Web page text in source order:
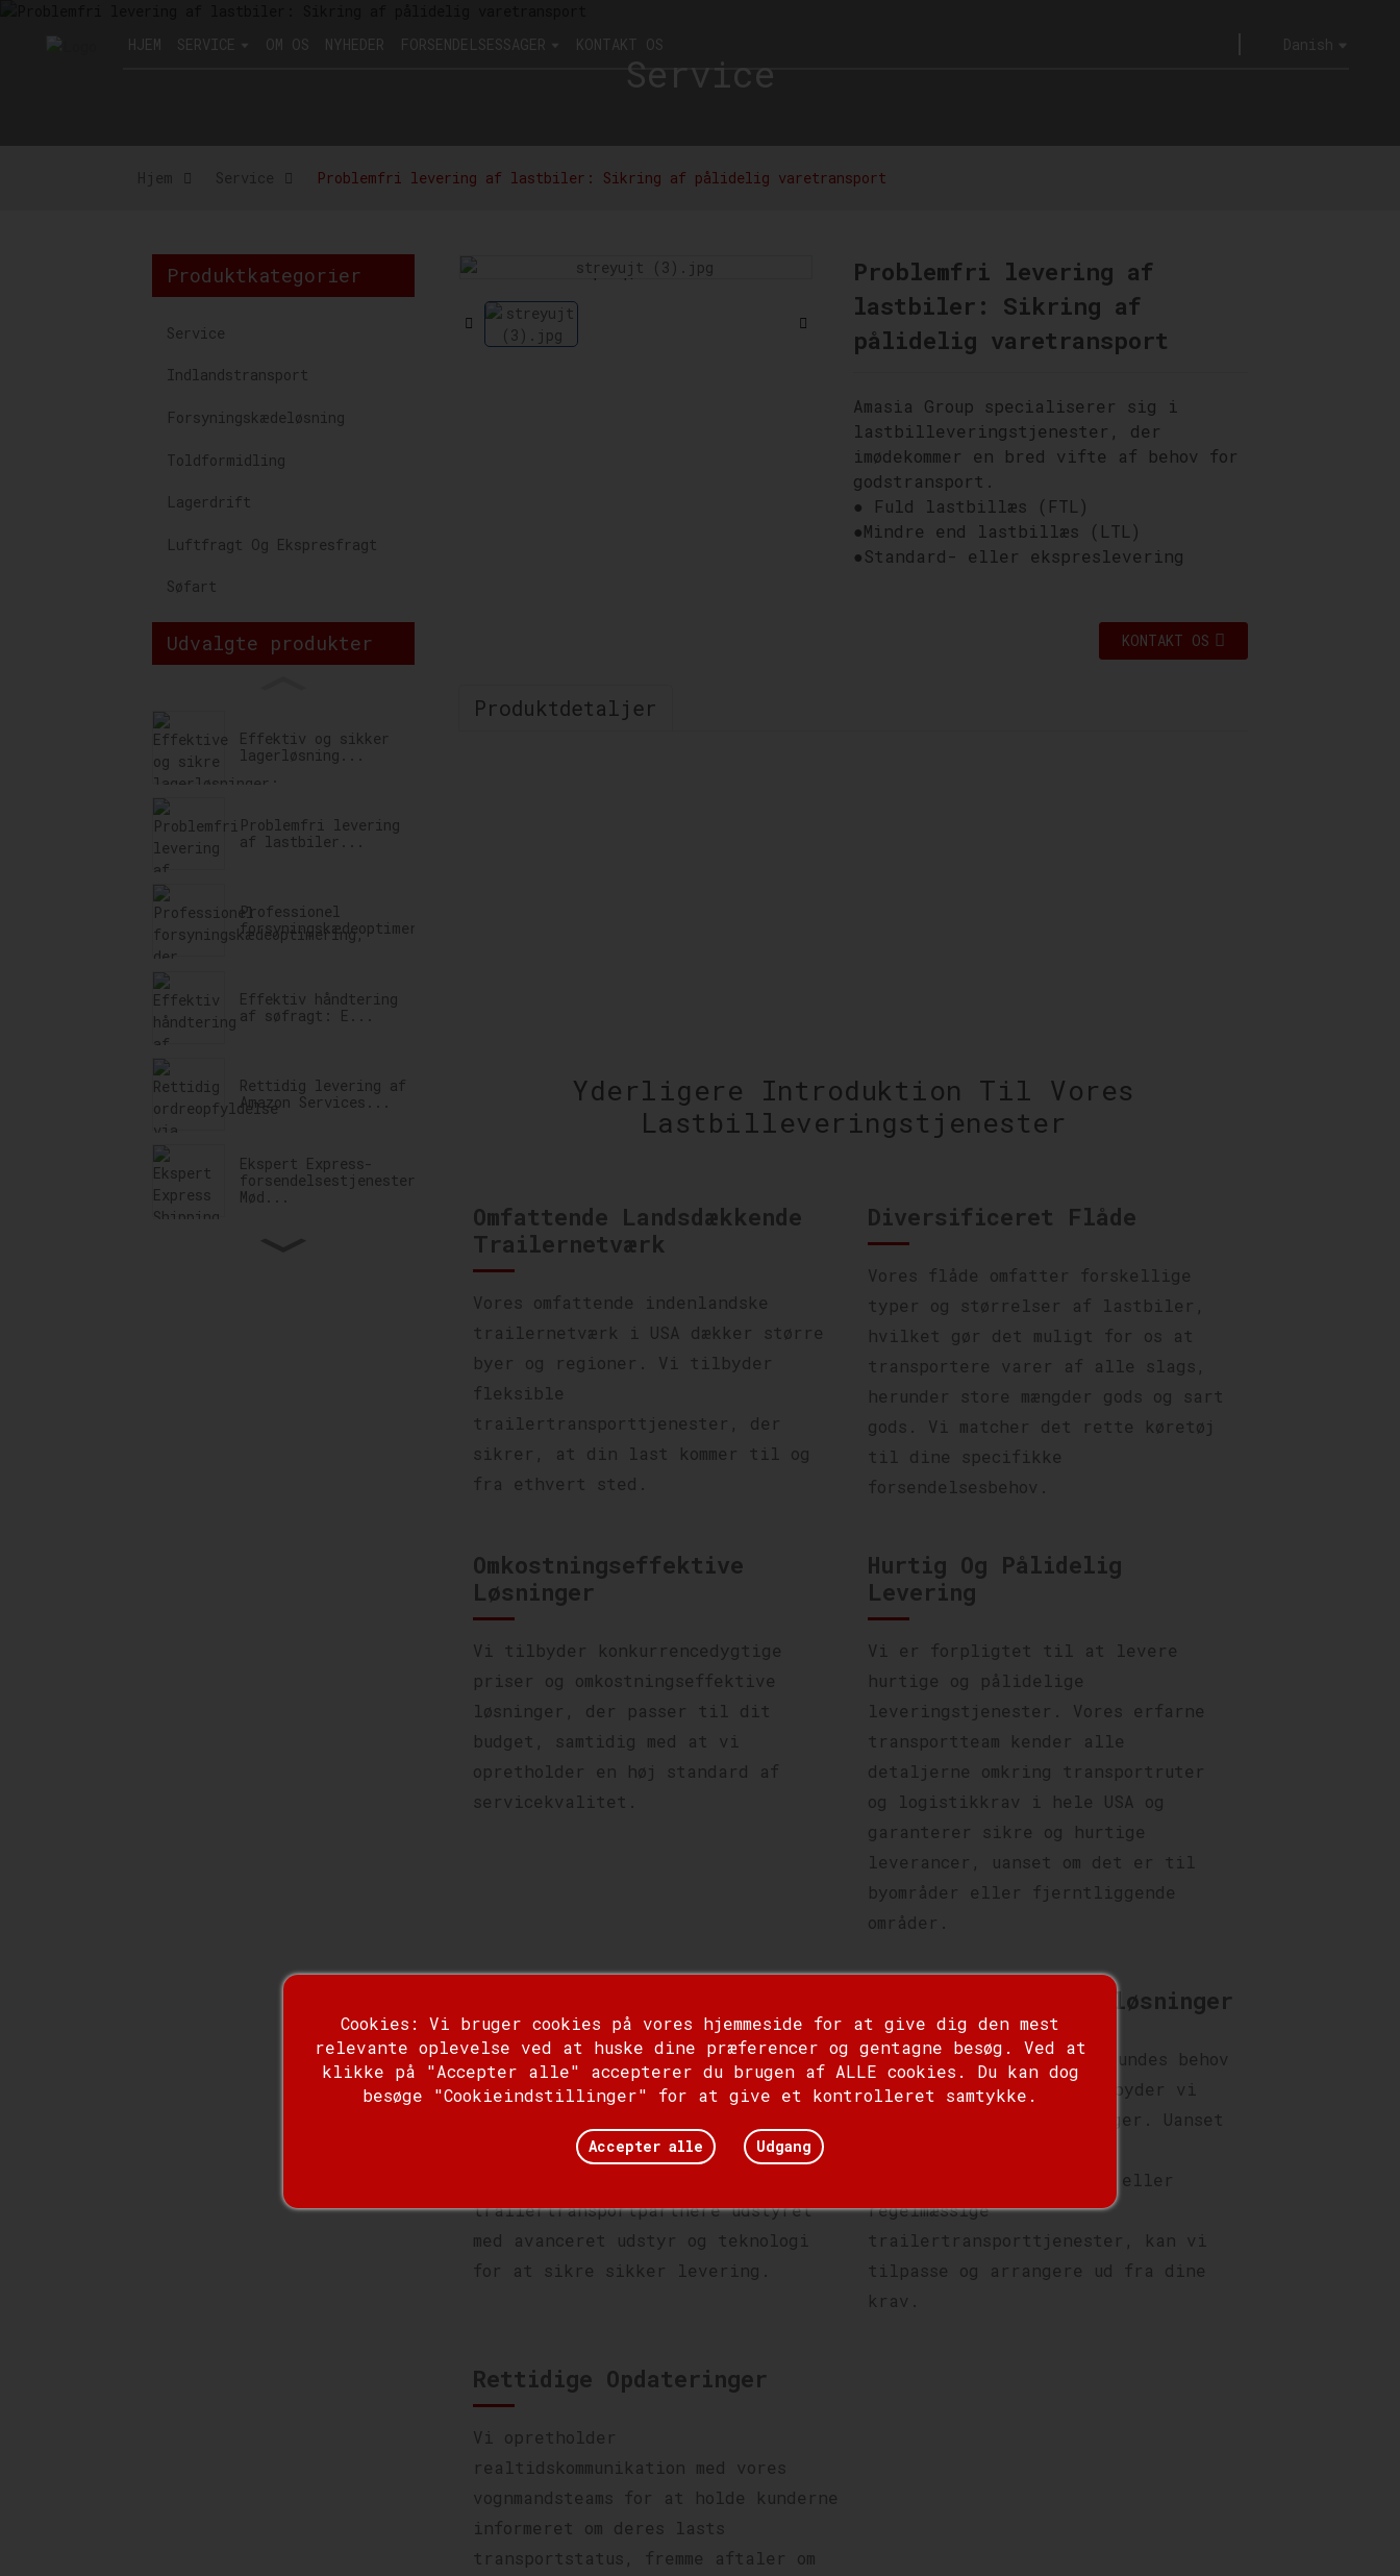
HJEM SERVICE OM OS NYHEDER FORSENDELSESSAGER KONTAKT OS Danish
Service
Hjem Service Problemfri levering af lastbiler: Sikring af pålidelig varetransport
Produktkategorier
Service
Indlandstransport
Forsyningskædeløsning
Toldformidling
Lagerdrift
Luftfragt Og Ekspresfragt
Søfart
Udvalgte produkter
Effektiv og sikker
lagerløsning...
Problemfri levering
af lastbiler...
Professionel
forsyningskædeoptimering...
Effektiv håndtering
af søfragt: E...
Rettidig levering af
Amazon Services...
Ekspert Express-
forsendelsestjenester:
Mød...
Loading...
Loading...
Problemfri levering af
lastbiler: Sikring af
pålidelig varetransport
Amasia Group specialiserer sig i
lastbilleveringstjenester, der
imødekommer en bred vifte af behov for
godstransport.
● Fuld lastbillæs (FTL)
●Mindre end lastbillæs (LTL)
●Standard- eller ekspreslevering
KONTAKT OS
Produktdetaljer
Yderligere Introduktion Til Vores
Lastbilleveringstjenester
Omfattende Landsdækkende
Trailernetværk
Vores omfattende indenlandske
trailernetværk i USA dækker større
byer og regioner. Vi tilbyder
fleksible
trailertransporttjenester, der
sikrer, at din last kommer til og
fra ethvert sted.
Diversificeret Flåde
Vores flåde omfatter forskellige
typer og størrelser af lastbiler,
hvilket gør det muligt for os at
transportere varer af alle slags,
herunder store mængder gods og sart
gods. Vi matcher det rette køretøj
til dine specifikke
forsendelsesbehov.
Omkostningseffektive
Løsninger
Vi tilbyder konkurrencedygtige
priser og omkostningseffektive
løsninger, der passer til dit
budget, samtidig med at vi
opretholder en høj standard af
servicekvalitet.
Hurtig Og Pålidelig
Levering
Vi er forpligtet til at levere
hurtige og pålidelige
leveringstjenester. Vores erfarne
transportteam kender alle
detaljerne omkring transportruter
og logistikkrav i hele USA og
garanterer sikre og hurtige
leverancer, uanset om det er til
byområder eller fjerntliggende
områder.
Din lasts sikkerhed er vores
højeste prioritet. Vi implementerer
gennem hele transportprocessen og
trailertransportpartnere udstyret
med avanceret udstyr og teknologi
for at sikre sikker levering.
Fleksible Logistikløsninger
Vi anerkender, at hver kundes behov
er unikke, og derfor tilbyder vi
fleksible logistikløsninger. Uanset
engangsbatchforsendelser eller
regelmæssige
trailertransporttjenester, kan vi
tilpasse og arrangere ud fra dine
krav.
Rettidige Opdateringer
Vi opretholder
realtidskommunikation med vores
vognmandsteams for at holde kunderne
informeret om deres lasts
transportstatus, fremme aftaler om
Cookies: Vi bruger cookies på vores hjemmeside for at give dig den mest
relevante oplevelse ved at huske dine præferencer og gentagne besøg. Ved at
klikke på "Accepter alle" accepterer du brugen af ​​ALLE cookies. Du kan dog
besøge "Cookieindstillinger" for at give et kontrolleret samtykke.
Accepter alle Udgang